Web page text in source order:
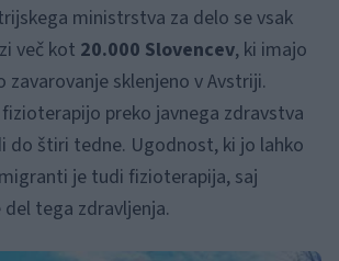
ministrstva za delo se vsak
več kot 20.000 Slovencev, ki imajo
zavarovanje sklenjeno v Avstriji.
fizioterapijo preko javnega zdravstva
do štiri tedne. Ugodnost, ki jo lahko
je tudi fizioterapija, saj
tega zdravljenja.